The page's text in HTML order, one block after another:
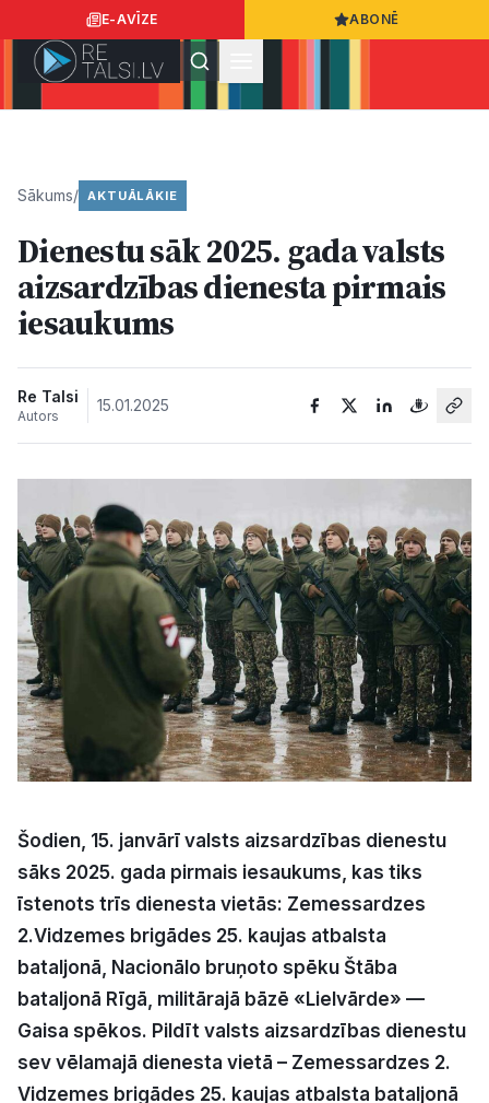
E-AVĪZE ABONĒ
Ziņas
Sabiedrība
Kultūra
Bizness
Video
Vieta
Sludinājumi
Pasākumi
Reklāma
Politiskā reklāma
Par mums
Sākums/ AKTUĀLĀKIE
Dienestu sāk 2025. gada valsts
aizsardzības dienesta pirmais
iesaukums
Re Talsi
Autors
15.01.2025
Šodien, 15. janvārī valsts aizsardzības dienestu
sāks 2025. gada pirmais iesaukums, kas tiks
īstenots trīs dienesta vietās: Zemessardzes
2.Vidzemes brigādes 25. kaujas atbalsta
bataljonā, Nacionālo bruņoto spēku Štāba
bataljonā Rīgā, militārajā bāzē «Lielvārde» —
Gaisa spēkos. Pildīt valsts aizsardzības dienestu
sev vēlamajā dienesta vietā – Zemessardzes 2.
Vidzemes brigādes 25. kaujas atbalsta bataljonā